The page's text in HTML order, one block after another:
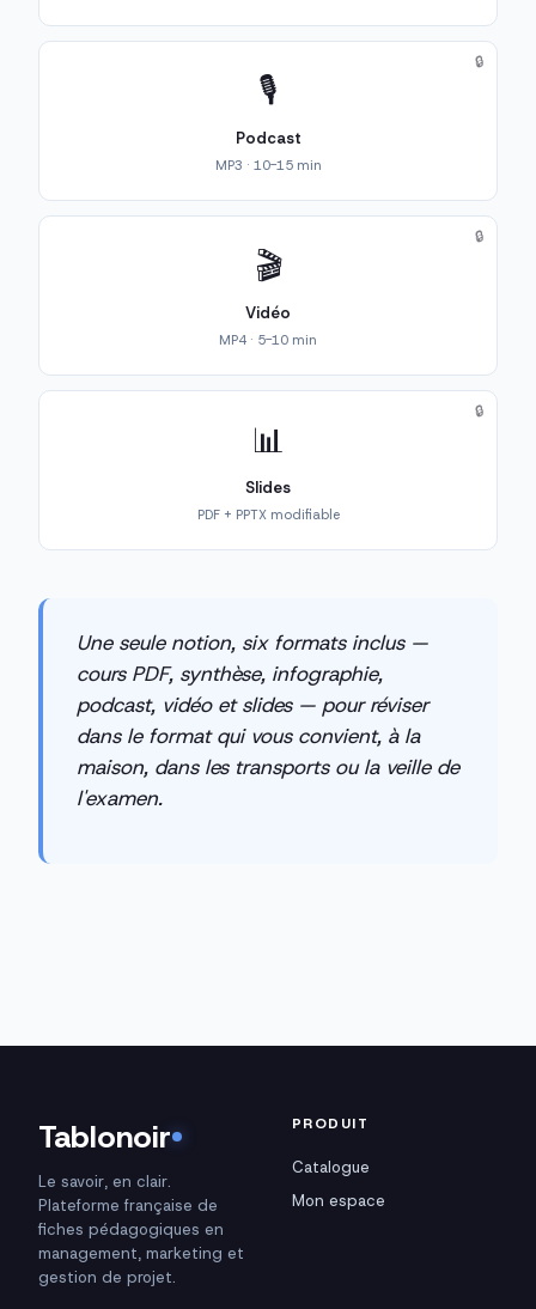
🎙️
Podcast
MP3 · 10-15 min
🔒
🎬
Vidéo
MP4 · 5-10 min
🔒
📊
Slides
PDF + PPTX modifiable
🔒
Une seule notion, six formats inclus —
cours PDF, synthèse, infographie,
podcast, vidéo et slides — pour réviser
dans le format qui vous convient, à la
maison, dans les transports ou la veille de
l'examen.
Tablonoir
Le savoir, en clair.
Plateforme française de
fiches pédagogiques en
management, marketing et
gestion de projet.
PRODUIT
Catalogue
Mon espace